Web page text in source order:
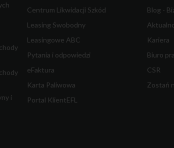
i
Centrum Likwidacji Szkód
Leasing Swobodny
Leasingowe ABC
Pytania i odpowiedzi
eFaktura
Karta Paliwowa
Portal KlientEFL
Blog -
Kariera
Biuro
CSR
Zostań